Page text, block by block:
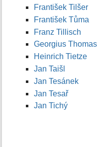
František Tilšer
František Tůma
Franz Tillisch
Georgius Thomas
Heinrich Tietze
Jan Taišl
Jan Tesánek
Jan Tesař
Jan Tichý